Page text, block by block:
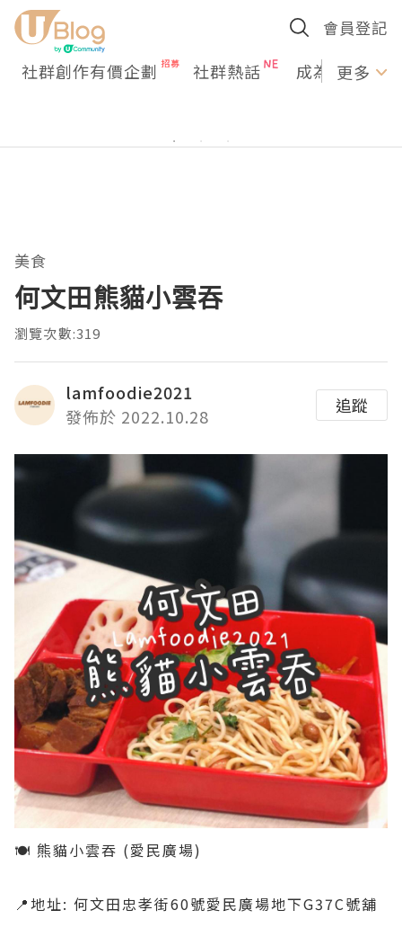
會員登記
社群創作有價企劃 社群熱話 成為U更多
美食
何文田熊貓小雲吞
瀏覽次數:319
lamfoodie2021
發佈於 2022.10.28
追蹤
🍽 熊貓小雲吞 (愛民廣場)
📍地址: 何文田忠孝街60號愛民廣場地下G37C號舖